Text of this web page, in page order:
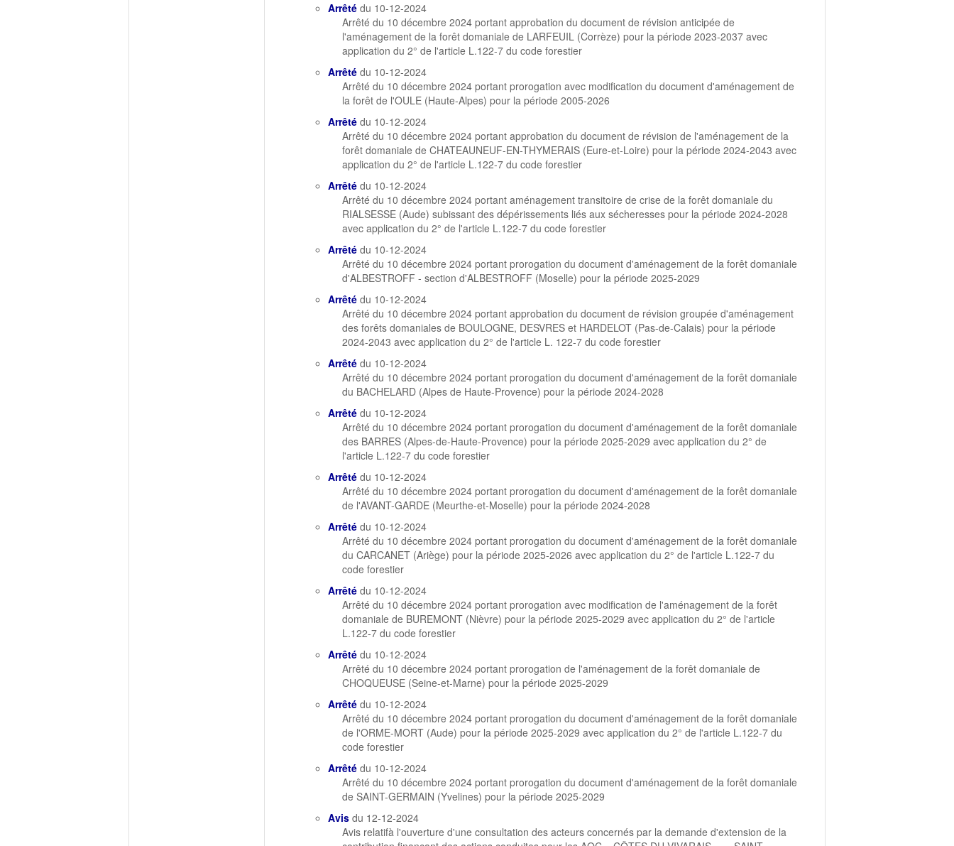
Arrêté du 10-12-2024
Arrêté du 10 décembre 2024 portant approbation du document de révision anticipée de
l'aménagement de la forêt domaniale de LARFEUIL (Corrèze) pour la période 2023-2037 avec
application du 2° de l'article L.122-7 du code forestier
Arrêté du 10-12-2024
Arrêté du 10 décembre 2024 portant prorogation avec modification du document d'aménagement de
la forêt de l'OULE (Haute-Alpes) pour la période 2005-2026
Arrêté du 10-12-2024
Arrêté du 10 décembre 2024 portant approbation du document de révision de l'aménagement de la
forêt domaniale de CHATEAUNEUF-EN-THYMERAIS (Eure-et-Loire) pour la période 2024-2043 avec
application du 2° de l'article L.122-7 du code forestier
Arrêté du 10-12-2024
Arrêté du 10 décembre 2024 portant aménagement transitoire de crise de la forêt domaniale du
RIALSESSE (Aude) subissant des dépérissements liés aux sécheresses pour la période 2024-2028
avec application du 2° de l'article L.122-7 du code forestier
Arrêté du 10-12-2024
Arrêté du 10 décembre 2024 portant prorogation du document d'aménagement de la forêt domaniale
d'ALBESTROFF - section d'ALBESTROFF (Moselle) pour la période 2025-2029
Arrêté du 10-12-2024
Arrêté du 10 décembre 2024 portant approbation du document de révision groupée d'aménagement
des forêts domaniales de BOULOGNE, DESVRES et HARDELOT (Pas-de-Calais) pour la période
2024-2043 avec application du 2° de l'article L. 122-7 du code forestier
Arrêté du 10-12-2024
Arrêté du 10 décembre 2024 portant prorogation du document d'aménagement de la forêt domaniale
du BACHELARD (Alpes de Haute-Provence) pour la période 2024-2028
Arrêté du 10-12-2024
Arrêté du 10 décembre 2024 portant prorogation du document d'aménagement de la forêt domaniale
des BARRES (Alpes-de-Haute-Provence) pour la période 2025-2029 avec application du 2° de
l'article L.122-7 du code forestier
Arrêté du 10-12-2024
Arrêté du 10 décembre 2024 portant prorogation du document d'aménagement de la forêt domaniale
de l'AVANT-GARDE (Meurthe-et-Moselle) pour la période 2024-2028
Arrêté du 10-12-2024
Arrêté du 10 décembre 2024 portant prorogation du document d'aménagement de la forêt domaniale
du CARCANET (Ariège) pour la période 2025-2026 avec application du 2° de l'article L.122-7 du
code forestier
Arrêté du 10-12-2024
Arrêté du 10 décembre 2024 portant prorogation avec modification de l'aménagement de la forêt
domaniale de BUREMONT (Nièvre) pour la période 2025-2029 avec application du 2° de l'article
L.122-7 du code forestier
Arrêté du 10-12-2024
Arrêté du 10 décembre 2024 portant prorogation de l'aménagement de la forêt domaniale de
CHOQUEUSE (Seine-et-Marne) pour la période 2025-2029
Arrêté du 10-12-2024
Arrêté du 10 décembre 2024 portant prorogation du document d'aménagement de la forêt domaniale
de l'ORME-MORT (Aude) pour la période 2025-2029 avec application du 2° de l'article L.122-7 du
code forestier
Arrêté du 10-12-2024
Arrêté du 10 décembre 2024 portant prorogation du document d'aménagement de la forêt domaniale
de SAINT-GERMAIN (Yvelines) pour la période 2025-2029
Avis du 12-12-2024
Avis relatifà l'ouverture d'une consultation des acteurs concernés par la demande d'extension de la